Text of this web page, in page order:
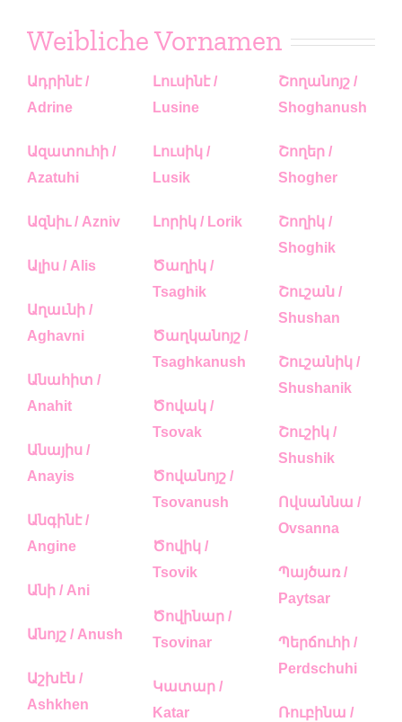
Weibliche Vornamen
Ադրինէ /
Adrine
Ազատուհի /
Azatuhi
Ազնիւ / Azniv
Ալիս / Alis
Աղաւնի /
Aghavni
Անահիտ /
Anahit
Անայիս /
Anayis
Անգինէ /
Angine
Անի / Ani
Անոյշ / Anush
Աշխէն /
Ashkhen
Լուսինէ /
Lusine
Լուսիկ /
Lusik
Լորիկ / Lorik
Ծաղիկ /
Tsaghik
Ծաղկանոյշ /
Tsaghkanush
Ծովակ /
Tsovak
Ծովանոյշ /
Tsovanush
Ծովիկ /
Tsovik
Ծովինար /
Tsovinar
Կատար /
Katar
Շողանոյշ /
Shoghanush
Շողեր /
Shogher
Շողիկ /
Shoghik
Շուշան /
Shushan
Շուշանիկ /
Shushanik
Շուշիկ /
Shushik
Ովսաննա /
Ovsanna
Պայծառ /
Paytsar
Պերճուհի /
Perdschuhi
Ռուբինա /